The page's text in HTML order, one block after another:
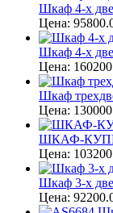
Шкаф 4-х
Цена:
Шкаф 4-х
Цена:
Шкаф
Цена:
ШКАФ-КУПЕ
Цена:
Шкаф 3-х
Цена: